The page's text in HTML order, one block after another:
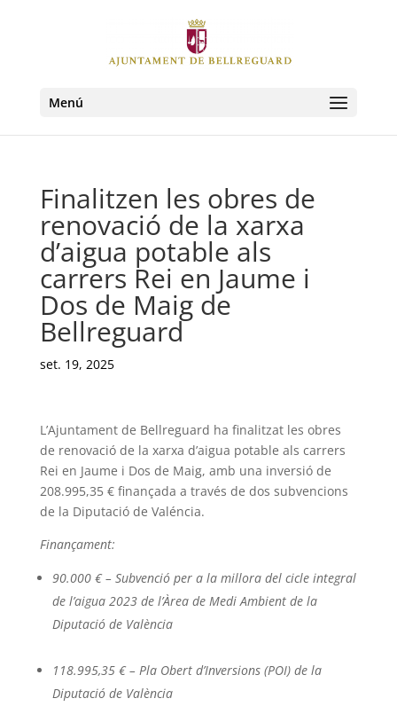
Menú
Finalitzen les obres de
renovació de la xarxa
d’aigua potable als
carrers Rei en Jaume i
Dos de Maig de
Bellreguard
set. 19, 2025
L’Ajuntament de Bellreguard ha finalitzat les obres
de renovació de la xarxa d’aigua potable als carrers
Rei en Jaume i Dos de Maig, amb una inversió de
208.995,35 € finançada a través de dos subvencions
de la Diputació de Valéncia.
Finançament:
90.000 € – Subvenció per a la millora del cicle integral
de l’aigua 2023 de l’Àrea de Medi Ambient de la
Diputació de València
118.995,35 € – Pla Obert d’Inversions (POI) de la
Diputació de València